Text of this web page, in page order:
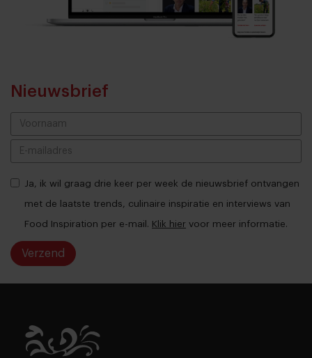
THANKS
Nieuwsbrief
Ja, ik wil graag drie keer per week de nieuwsbrief ontvangen
met de laatste trends, culinaire inspiratie en interviews van
Food Inspiration per e-mail. Klik hier voor meer informatie.
Verzend